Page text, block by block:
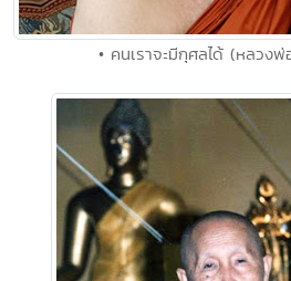
• คนเราจะมีกุศลได้ (หลวง